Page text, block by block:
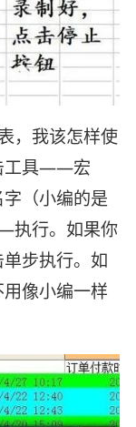
，我该怎样使
工具——宏
（小编的是
行。如果你
步执行。如
像小编一样